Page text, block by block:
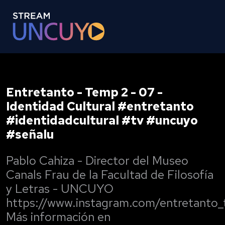
Entretanto - Temp 2 - 07 -
Identidad Cultural #entretanto
#identidadcultural #tv #uncuyo
#señalu
Pablo Cahiza - Director del Museo
Canals Frau de la Facultad de Filosofía
y Letras - UNCUYO
https://www.instagram.com/
Más información en